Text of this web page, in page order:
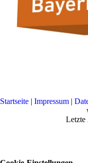
Startseite | Impressum |
Letzte